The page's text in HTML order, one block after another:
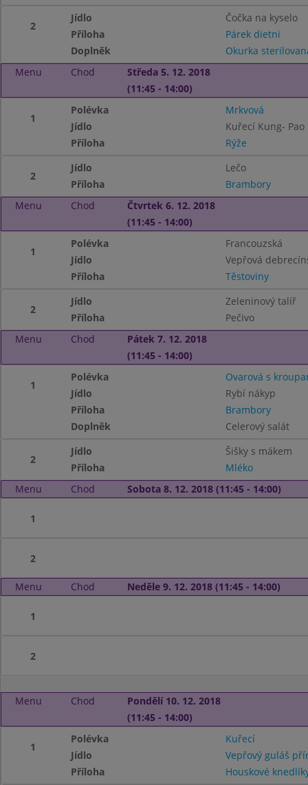
2
Jídlo
Čočka na kyselo
Příloha
Párek dietni
Doplněk
Okurka
Menu
Chod
Středa 5. 12. 2018
(11:45 - 14:00)
1
Polévka
Mrkvová
Jídlo
Kuřecí Kung- Pao
Příloha
Rýže
2
Jídlo
Lečo
Příloha
Brambory
Menu
Chod
Čtvrtek 6. 12. 2018
(11:45 - 14:00)
1
Polévka
Francouzská
Jídlo
Vepřová
Příloha
Těstoviny
2
Jídlo
Zeleninový talíř
Příloha
Pečivo
Menu
Chod
Pátek 7. 12. 2018
(11:45 - 14:00)
1
Polévka
Ovarová s
Jídlo
Rybí nákyp
Příloha
Brambory
Doplněk
Celerový salát
2
Jídlo
Šišky s mákem
Příloha
Mléko
Menu
Chod Sobota 8. 12. 2018 (11:45 - 14:00)
1
2
Menu Chod Neděle 9. 12. 2018 (11:45 - 14:00)
1
2
Menu Chod
Pondělí 10. 12. 2018
(11:45 - 14:00)
1
Polévka
Kuřecí
Jídlo
Vepřový guláš
Příloha
Houskové